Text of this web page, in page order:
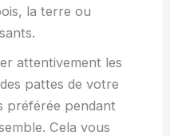
la terre ou
attentivement les
pattes de votre
préférée pendant
Cela vous